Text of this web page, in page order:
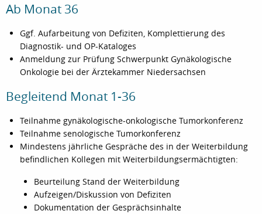
Ab Monat 36
Ggf. Aufarbeitung von Defiziten, Komplettierung des
Diagnostik- und OP-Kataloges
Anmeldung zur Prüfung Schwerpunkt Gynäkologische
Onkologie bei der Ärztekammer Niedersachsen
Begleitend Monat 1-36
Teilnahme gynäkologische-onkologische Tumorkonferenz
Teilnahme senologische Tumorkonferenz
Mindestens jährliche Gespräche des in der Weiterbildung
befindlichen Kollegen mit Weiterbildungsermächtigten:
Beurteilung Stand der Weiterbildung
Aufzeigen/Diskussion von Defiziten
Dokumentation der Gesprächsinhalte